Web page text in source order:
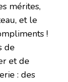
mérites,
et le
!
de
et de
: des